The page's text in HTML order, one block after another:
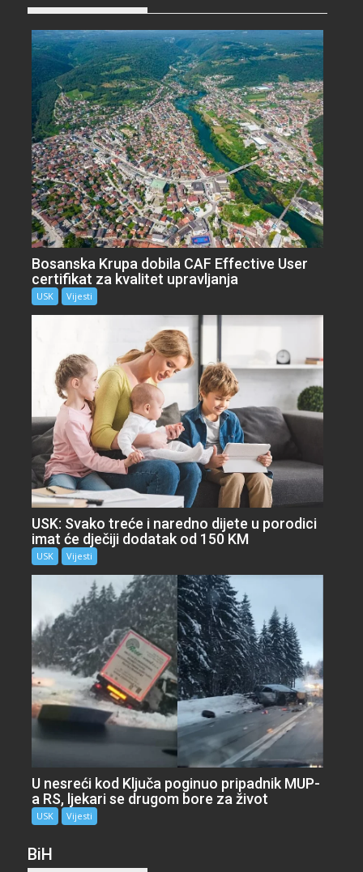
Bosanska Krupa dobila CAF Effective User
certifikat za kvalitet upravljanja
USK Vijesti
USK: Svako treće i naredno dijete u porodici
imat će dječiji dodatak od 150 KM
USK Vijesti
U nesreći kod Ključa poginuo pripadnik MUP-
a RS, ljekari se drugom bore za život
USK Vijesti
BiH